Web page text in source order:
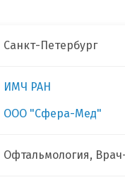
Санкт-Петербург
ИМЧ РАН
ООО "Сфера-Мед"
Офтальмология,